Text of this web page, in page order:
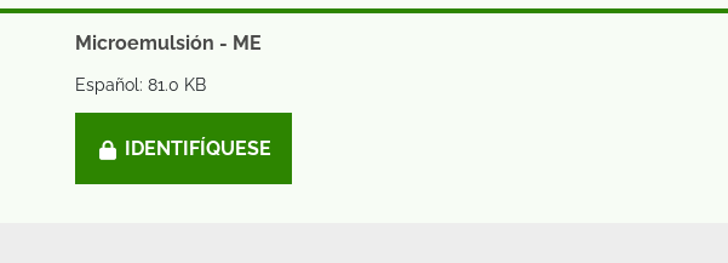
Microemulsión - ME
Español: 81.0 KB
IDENTIFÍQUESE